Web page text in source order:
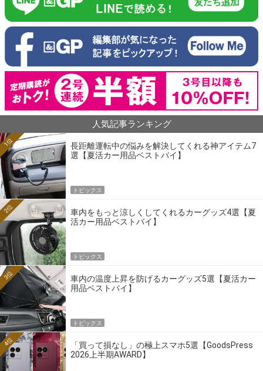
人気記事ランキング
長距離運転中の悩みを解決してくれる神アイテム7
選【夏活カー用品ベストバイ】
1位
トピックス
車内をもっと涼しくしてくれるカーグッズ4選【夏
活カー用品ベストバイ】
2位
トピックス
車内の温度上昇を防げるカーグッズ5選【夏活カー
用品ベストバイ】
3位
トピックス
「買って損なし」の極上スマホ5選【GoodsPress
2026上半期AWARD】
4位